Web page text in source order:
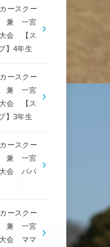
ースクー
兼 一宮
会 【ス
】4年生
ースクー
兼 一宮
会 【ス
】3年生
ースクー
兼 一宮
大会 パパ
ースクー
兼 一宮
大会 ママ